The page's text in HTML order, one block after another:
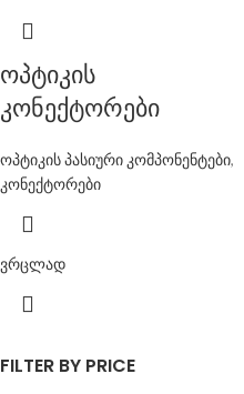
FILTER BY PRICE
ოპტიკის
კონექტორები
ოპტიკის პასიური კომპონენტები,
კონექტორები
ვრცლად